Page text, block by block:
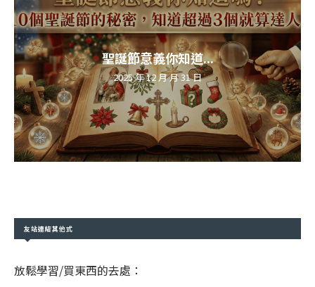
聖誕節意義你知道...
2025 年 12 月 月 31 日
友站連結其他式
放鬆學習/買東西的去處：